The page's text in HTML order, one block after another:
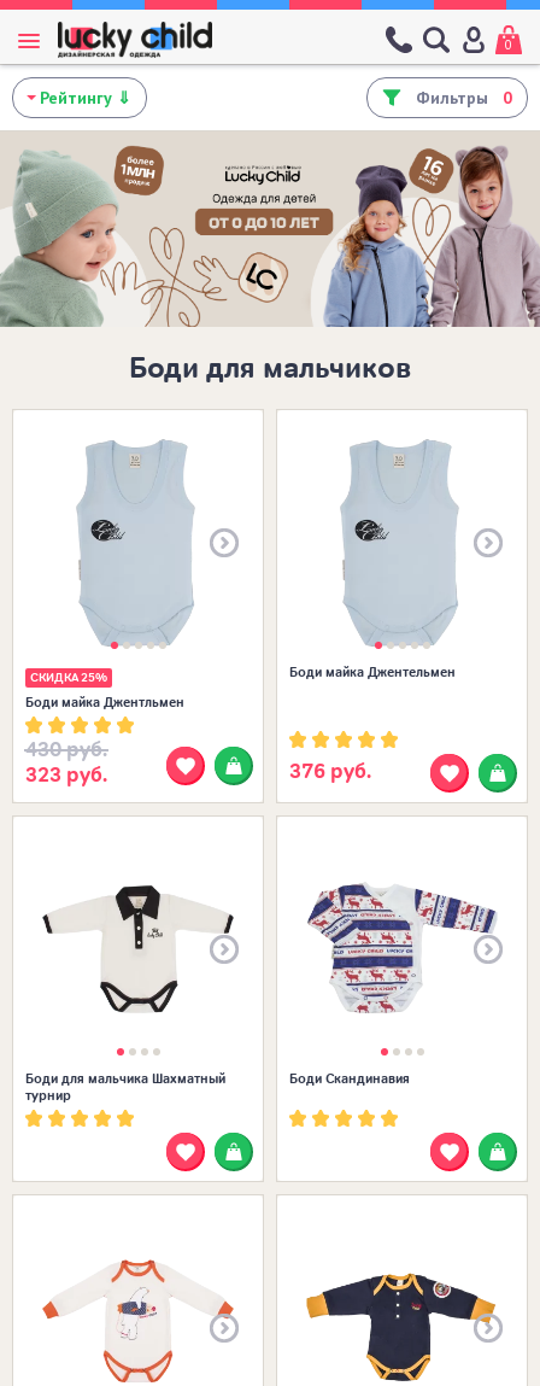
0
Фильтры 0
Боди для мальчиков
Размеры в наличии:
СКИДКА 25%
Боди майка Джентльмен
430 руб.
323 руб.
Боди майка Джентельмен
376 руб.
Боди для мальчика Шахматный
турнир
Боди Скандинавия